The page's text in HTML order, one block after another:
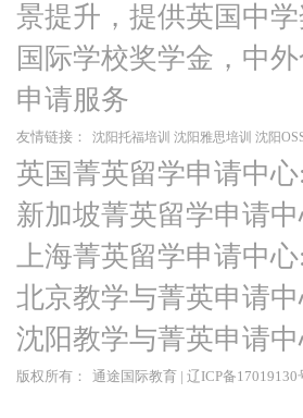
景提升，提供英国中
国际学校奖学金，中
申请服务
友情链接： 沈阳托福培训 沈阳雅思培训 沈阳
英国菁英留学申请中心
新加坡菁英留学申请中
上海菁英留学申请中
北京教学与菁英申请
沈阳教学与菁英申请
版权所有： 通途国际教育 | 辽ICP备17019130